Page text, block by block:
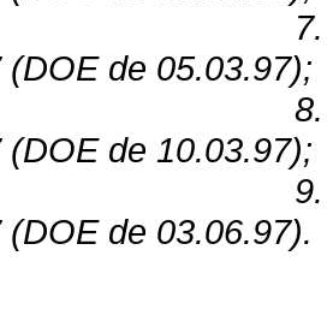
(DOE de 05.03.97);
(DOE de 10.03.97);
de 03.06.97).